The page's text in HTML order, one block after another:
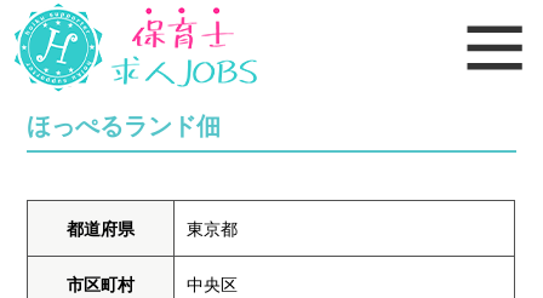
ほっぺるランド佃
都道府県 東京都
市区町村 中央区